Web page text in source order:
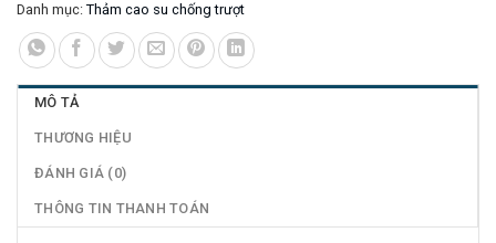
Danh mục: Thảm cao su chống trượt
MÔ TẢ
THƯƠNG HIỆU
ĐÁNH GIÁ (0)
THÔNG TIN THANH TOÁN